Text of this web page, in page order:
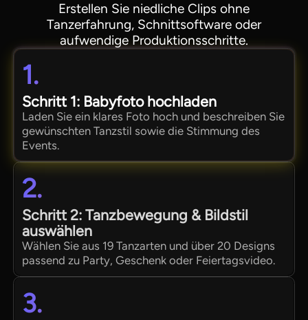
Erstellen Sie niedliche Clips ohne
Tanzerfahrung, Schnittsoftware oder
aufwendige Produktionsschritte.
1.
Schritt 1: Babyfoto hochladen
Laden Sie ein klares Foto hoch und beschreiben Sie
gewünschten Tanzstil sowie die Stimmung des
Events.
2.
Schritt 2: Tanzbewegung & Bildstil
auswählen
Wählen Sie aus 19 Tanzarten und über 20 Designs
passend zu Party, Geschenk oder Feiertagsvideo.
3.